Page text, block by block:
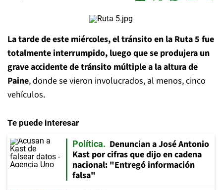
La tarde de este miércoles, el tránsito en la Ruta 5 fue
totalmente interrumpido, luego que se produjera un
grave accidente de tránsito múltiple a la altura de
Paine, donde se vieron involucrados, al menos, cinco
vehículos.
Te puede interesar
Política
Denuncian a José Antonio
Kast por cifras que dijo en cadena
nacional: "Entregó información
falsa"